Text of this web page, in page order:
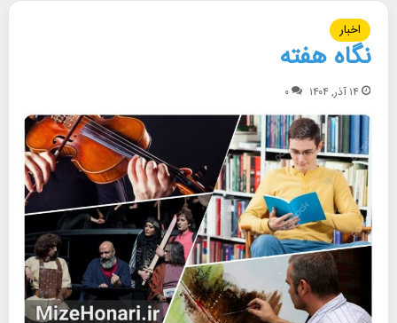
اخبار
نگاه هفته
۱۴ آذر, ۱۴۰۴ ۰